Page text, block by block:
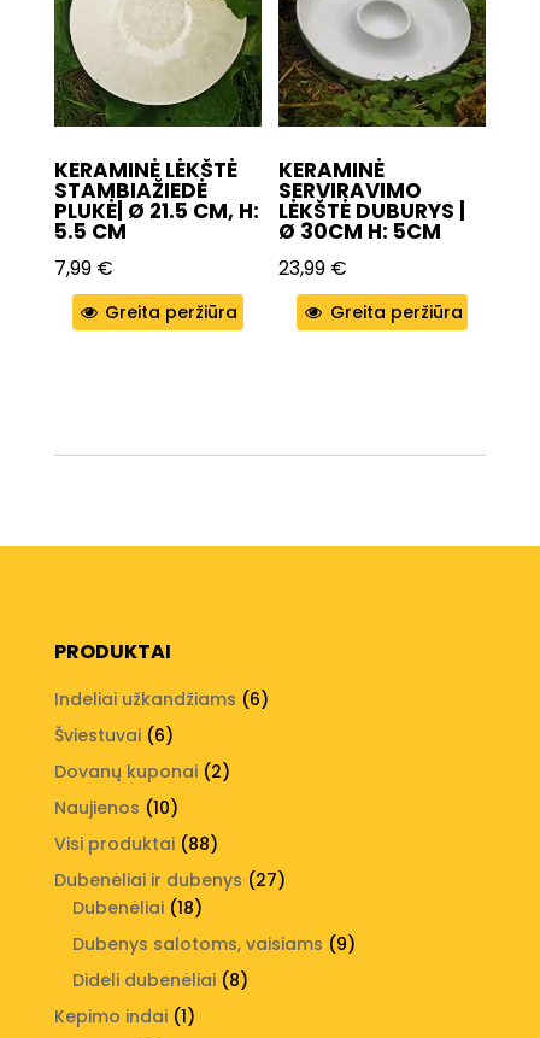
KERAMINĖ LĖKŠTĖ
STAMBIAŽIEDĖ
PLUKĖ| Ø 21.5 CM, H:
5.5 CM
7,99 €
Greita peržiūra
KERAMINĖ
SERVIRAVIMO
LĖKŠTĖ DUBURYS |
Ø 30CM H: 5CM
23,99 €
Greita peržiūra
PRODUKTAI
Indeliai užkandžiams 66
Šviestuvai 66
produktai
Dovanų kuponai 22
Naujienos 1010
produktų
Visi produktai 8888
produktai
Dubenėliai ir dubenys 2727
Dubenėliai 1818
produktų
Dubenys salotoms, vaisiams 99
Dideli dubenėliai 88
Kepimo indai 11